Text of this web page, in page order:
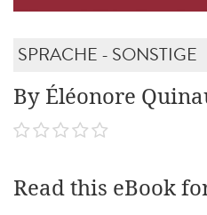
SPRACHE - SONSTIGE
By Éléonore
Read this eBook